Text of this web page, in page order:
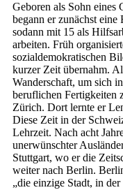
Geboren als Sohn
begann er zunächst
sodann mit 15 als
arbeiten. Früh
sozialdemokratischen
kurzer Zeit übernahm.
Wanderschaft, um sich
beruflichen Fertigkeiten
Zürich. Dort lernte er
Diese Zeit in der
Lehrzeit. Nach acht
unerwünschter
Stuttgart, wo er die
weiter nach Berlin.
„die einzige Stadt, in